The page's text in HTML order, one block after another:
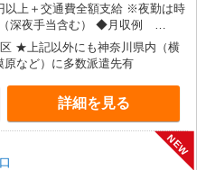
以上＋交通費全額支給 ※夜勤は時
手当含む） ◆月収例
勤シフト10時〜19時 週5日勤務の
×8h×22日勤務 ◆月収例
シフト 21時〜翌6時 週5日勤務の
円×8h×22日勤務
★上記以外にも神奈川県内（横
原など）に多数派遣先有
詳細を見る
NEW